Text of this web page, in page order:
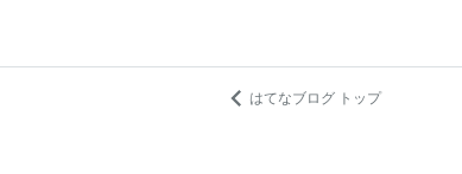
はてなブログ トップ